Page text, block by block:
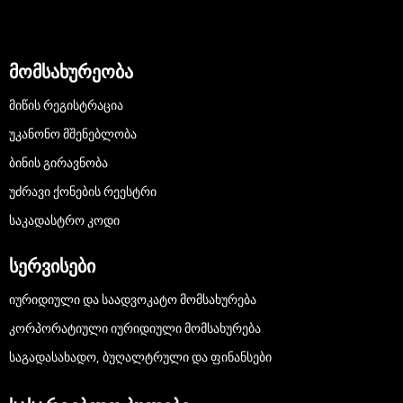
მომსახურეობა
ᲛᲘᲬᲘᲡ ᲠᲔᲒᲘᲡᲢᲠᲐᲪᲘᲐ
ᲣᲙᲐᲜᲝᲜᲝ ᲛᲨᲔᲜᲔᲑᲚᲝᲑᲐ
ᲑᲘᲜᲘᲡ ᲒᲘᲠᲐᲕᲜᲝᲑᲐ
ᲣᲫᲠᲐᲕᲘ ᲥᲝᲜᲔᲑᲘᲡ ᲠᲔᲔᲡᲢᲠᲘ
ᲡᲐᲙᲐᲓᲐᲡᲢᲠᲝ ᲙᲝᲓᲘ
სერვისები
ᲘᲣᲠᲘᲓᲘᲣᲚᲘ ᲓᲐ ᲡᲐᲐᲓᲕᲝᲙᲐᲢᲝ ᲛᲝᲛᲡᲐᲮᲣᲠᲔᲑᲐ
ᲙᲝᲠᲞᲝᲠᲐᲢᲘᲣᲚᲘ ᲘᲣᲠᲘᲓᲘᲣᲚᲘ ᲛᲝᲛᲡᲐᲮᲣᲠᲔᲑᲐ
ᲡᲐᲒᲐᲓᲐᲡᲐᲮᲐᲓᲝ, ᲑᲣᲦᲐᲚᲢᲠᲣᲚᲘ ᲓᲐ ᲤᲘᲜᲐᲜᲡᲔᲑᲘ